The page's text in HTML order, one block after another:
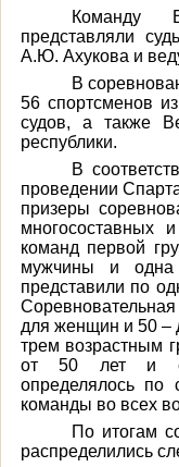
Команду
представляли
А.Ю. Ахукова и
В
56 спортсменов
судов, а также
республики.
В
проведении
призеры
многосоставных
команд первой
мужчины и одна
представили по
для женщин и 50 –
трем возрастным
от 50 лет и
определялось по
команды во всех
По итогам
распределились